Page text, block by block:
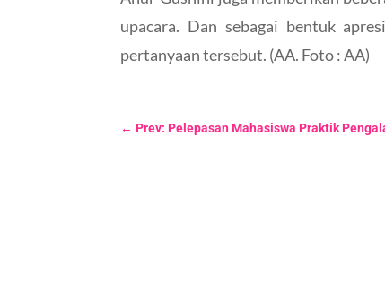
upacara. Dan sebagai bentuk
pertanyaan tersebut. (AA. Foto : AA)
←Prev: Pelepasan Mahasiswa Praktik